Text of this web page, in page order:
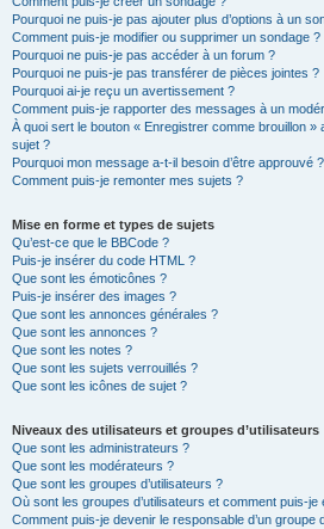
Pourquoi ne puis-je pas ajouter plus d’options à un
Comment puis-je modifier ou supprimer un sondage ?
Pourquoi ne puis-je pas accéder à un forum ?
Pourquoi ne puis-je pas transférer de pièces jointes ?
Pourquoi ai-je reçu un avertissement ?
Comment puis-je rapporter des messages à un
À quoi sert le bouton « Enregistrer comme brouillon »
sujet ?
Pourquoi mon message a-t-il besoin d’être approuvé ?
Comment puis-je remonter mes sujets ?
Mise en forme et types de sujets
Qu’est-ce que le BBCode ?
Puis-je insérer du code HTML ?
Que sont les émoticônes ?
Puis-je insérer des images ?
Que sont les annonces générales ?
Que sont les annonces ?
Que sont les notes ?
Que sont les sujets verrouillés ?
Que sont les icônes de sujet ?
Niveaux des utilisateurs et groupes d’utilisateurs
Que sont les administrateurs ?
Que sont les modérateurs ?
Que sont les groupes d’utilisateurs ?
Où sont les groupes d’utilisateurs et comment puis-je
Comment puis-je devenir le responsable d’un groupe